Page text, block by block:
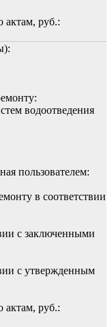
актам, руб.:
водоотведения
пользователем:
в соответствии
с заключенными
с утвержденным
актам, руб.: